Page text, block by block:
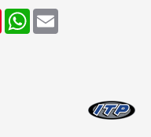
PinterestWhatsApp
Email